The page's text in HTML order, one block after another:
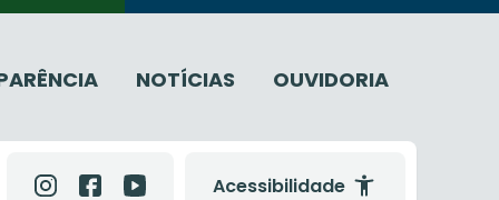
NOTÍCIAS OUVIDORIA
Acessibilidade